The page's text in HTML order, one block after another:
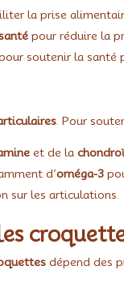
la prise
pour réduire la
soutenir la santé
. Pour
et de la
d’oméga-3
sur les articulations.
dépend des